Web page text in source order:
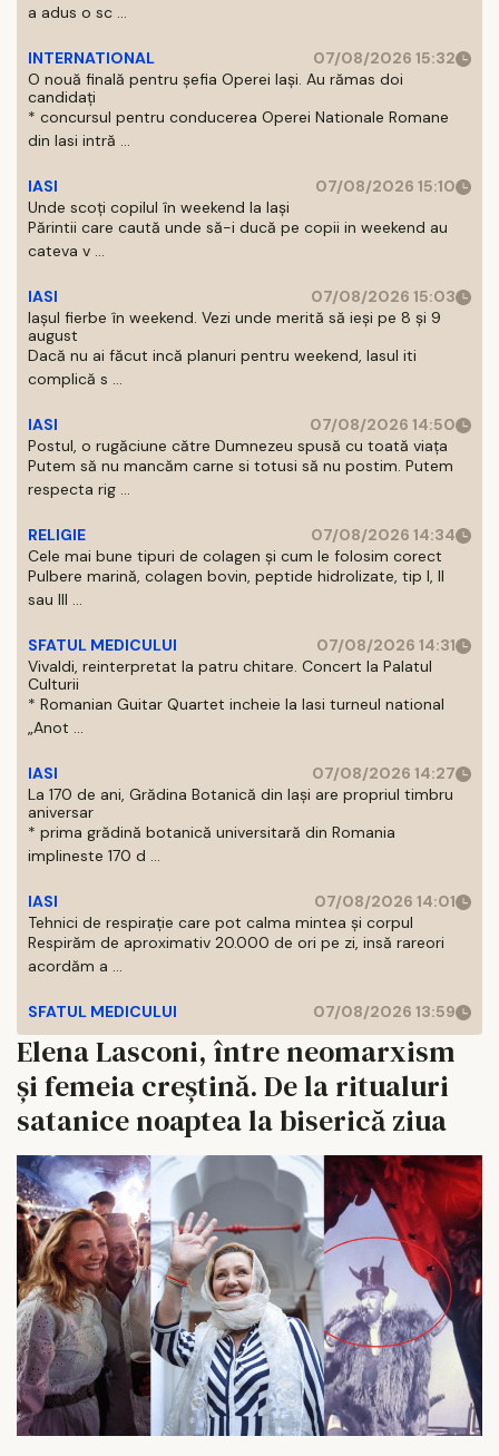
a adus o sc ...
INTERNATIONAL
07/08/2026 15:32
O nouă finală pentru șefia Operei Iași. Au rămas doi
candidați
* concursul pentru conducerea Operei Nationale Romane
din Iasi intră ...
IASI
07/08/2026 15:10
Unde scoți copilul în weekend la Iași
Părintii care caută unde să-i ducă pe copii in weekend au
cateva v ...
IASI
07/08/2026 15:03
Iașul fierbe în weekend. Vezi unde merită să ieși pe 8 și 9
august
Dacă nu ai făcut incă planuri pentru weekend, Iasul iti
complică s ...
IASI
07/08/2026 14:50
Postul, o rugăciune către Dumnezeu spusă cu toată viața
Putem să nu mancăm carne si totusi să nu postim. Putem
respecta rig ...
RELIGIE
07/08/2026 14:34
Cele mai bune tipuri de colagen și cum le folosim corect
Pulbere marină, colagen bovin, peptide hidrolizate, tip I, II
sau III ...
SFATUL MEDICULUI
07/08/2026 14:31
Vivaldi, reinterpretat la patru chitare. Concert la Palatul
Culturii
* Romanian Guitar Quartet incheie la Iasi turneul national
„Anot ...
IASI
07/08/2026 14:27
La 170 de ani, Grădina Botanică din Iași are propriul timbru
aniversar
* prima grădină botanică universitară din Romania
implineste 170 d ...
IASI
07/08/2026 14:01
Tehnici de respirație care pot calma mintea și corpul
Respirăm de aproximativ 20.000 de ori pe zi, insă rareori
acordăm a ...
SFATUL MEDICULUI 07/08/2026 13:59
Elena Lasconi, între neomarxism
și femeia creștină. De la ritualuri
satanice noaptea la biserică ziua